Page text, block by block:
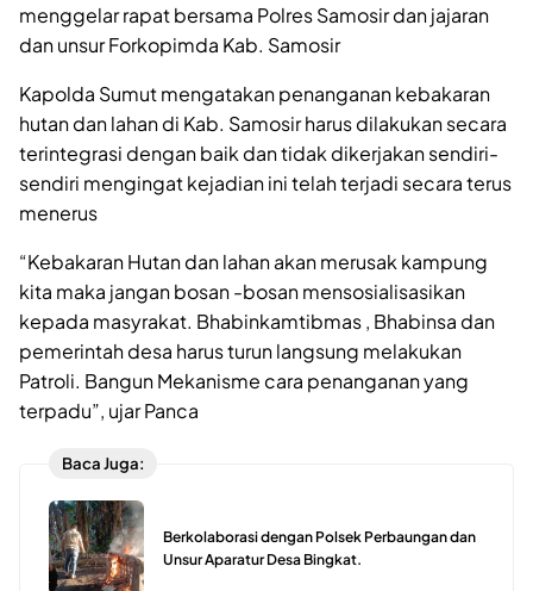
menggelar rapat bersama Polres Samosir dan jajaran
dan unsur Forkopimda Kab. Samosir
Kapolda Sumut mengatakan penanganan kebakaran
hutan dan lahan di Kab. Samosir harus dilakukan secara
terintegrasi dengan baik dan tidak dikerjakan sendiri-
sendiri mengingat kejadian ini telah terjadi secara terus
menerus
“Kebakaran Hutan dan lahan akan merusak kampung
kita maka jangan bosan -bosan mensosialisasikan
kepada masyrakat. Bhabinkamtibmas , Bhabinsa dan
pemerintah desa harus turun langsung melakukan
Patroli. Bangun Mekanisme cara penanganan yang
terpadu”, ujar Panca
Baca Juga:
Berkolaborasi dengan Polsek Perbaungan dan
Unsur Aparatur Desa Bingkat.